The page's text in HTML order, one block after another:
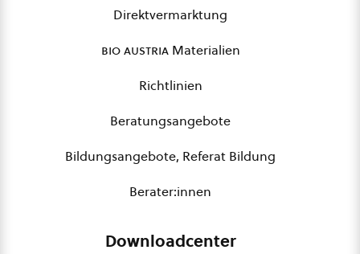
Direktvermarktung
bio austriaMaterialien
Richtlinien
Beratungsangebote
Bildungsangebote, Referat Bildung
Berater:innen
Downloadcenter